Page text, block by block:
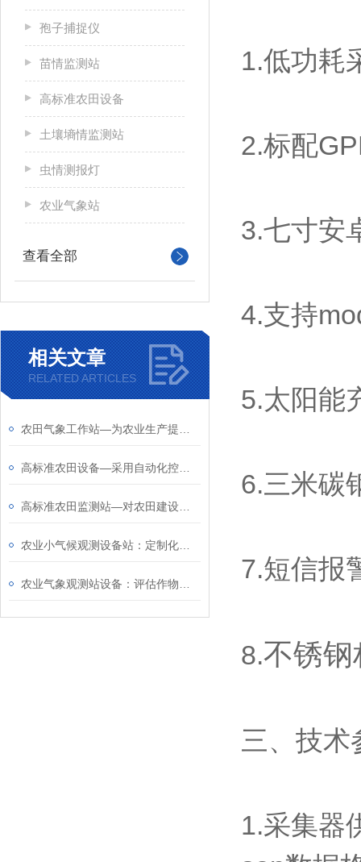
孢子捕捉仪
苗情监测站
高标准农田设备
土壤墒情监测站
虫情测报灯
农业气象站
查看全部
相关文章
RELATED ARTICLES
1.低功耗
2.标配
3.七寸安
4.支持
5.太阳能
6.三米碳
7.短信报
8.不锈钢
三、技术
1.采集器